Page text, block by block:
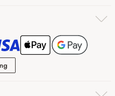
Vooruitbetaling